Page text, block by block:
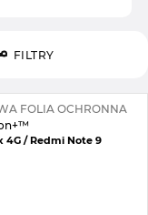
FILTRY
FOLIA OCHRONNA
4G / Redmi Note 9